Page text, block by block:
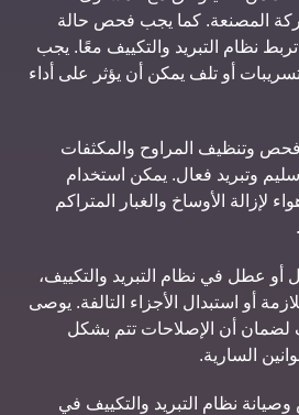
المصنعة. كما يجب فحص حالة
تربط نظام التبريد والتكييف معًا. يجب
تسريبات أو تلف يمكن أن يؤثر على أداء
وتنظيف المراوح والمكثفات
وتبريد فعال. يمكن استخدام
لإزالة الأوساخ والغبار المتراكم
أو عطل في نظام التبريد والتكييف،
أو استبدال الأجزاء التالفة. يوصى
لضمان أن الإصلاحات تتم بشكل
السارية.
نظام التبريد والتكييف في